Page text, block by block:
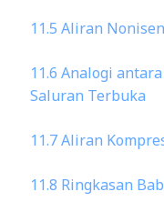
11.5 Aliran
11.6 Analogi
Saluran Terbuka
11.7 Aliran
11.8 Ringkasan